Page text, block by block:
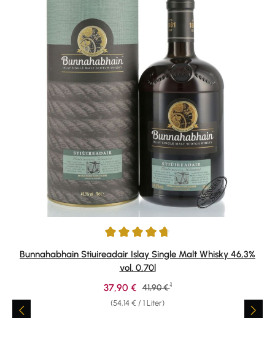
Durchschnittliche Bewertung von 4.77 von 5 Sternen
Bunnahabhain Stiuireadair Islay Single Malt Whisky 46,3%
vol. 0,70l
(54,14 € / 1 Liter)
Verkaufspreis:
37,90 € Regulärer Preis:
41,90 € 1